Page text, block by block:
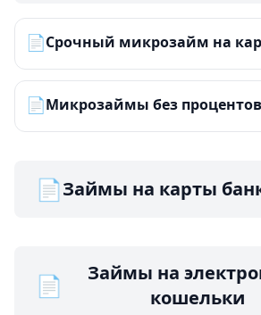
📄
📄
📄Займы на карты
📄
Займы на
кошельки